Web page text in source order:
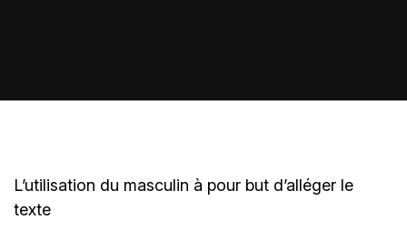
L’utilisation du masculin à pour but d’alléger le
texte